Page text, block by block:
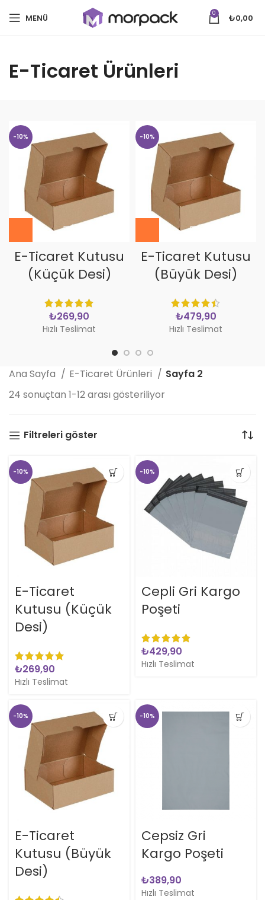
MENÜ 0 ₺0,00
E-Ticaret Ürünleri
-10%
E-Ticaret Kutusu
(Küçük Desi)
₺
Hızlı Teslimat
-10%
E-Ticaret Kutusu
(Büyük Desi)
₺
Hızlı Teslimat
Ana Sayfa E-Ticaret Ürünleri
Sayfa 2
24 sonuçtan 1-12 arası gösteriliyor
Filtreleri göster
-10%
E-Ticaret
Kutusu (Küçük
Desi)
₺
Hızlı Teslimat
-10%
Cepli Gri Kargo
Poşeti
₺
Hızlı Teslimat
-10%
E-Ticaret
Kutusu (Büyük
Desi)
-10%
Cepsiz Gri
Kargo Poşeti
₺
Hızlı Teslimat